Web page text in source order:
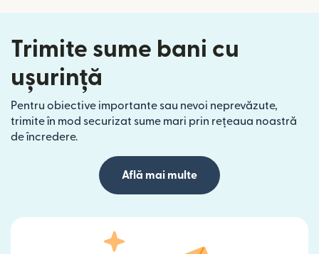
Trimite sume bani cu
ușurință
Pentru obiective importante sau nevoi neprevăzute,
trimite în mod securizat sume mari prin rețeaua noastră
de încredere.
Află mai multe